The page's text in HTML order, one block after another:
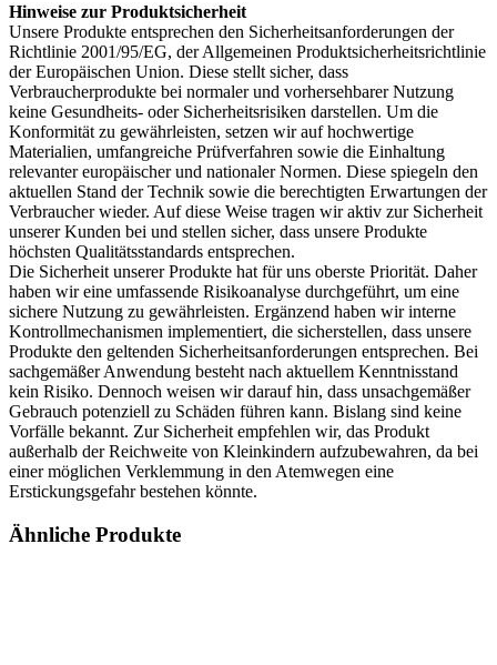
Hinweise zur Produktsicherheit
Unsere Produkte entsprechen den Sicherheitsanforderungen der
Richtlinie 2001/95/EG, der Allgemeinen Produktsicherheitsrichtlinie
der Europäischen Union. Diese stellt sicher, dass
Verbraucherprodukte bei normaler und vorhersehbarer Nutzung
keine Gesundheits- oder Sicherheitsrisiken darstellen. Um die
Konformität zu gewährleisten, setzen wir auf hochwertige
Materialien, umfangreiche Prüfverfahren sowie die Einhaltung
relevanter europäischer und nationaler Normen. Diese spiegeln den
aktuellen Stand der Technik sowie die berechtigten Erwartungen der
Verbraucher wieder. Auf diese Weise tragen wir aktiv zur Sicherheit
unserer Kunden bei und stellen sicher, dass unsere Produkte
höchsten Qualitätsstandards entsprechen.
Die Sicherheit unserer Produkte hat für uns oberste Priorität. Daher
haben wir eine umfassende Risikoanalyse durchgeführt, um eine
sichere Nutzung zu gewährleisten. Ergänzend haben wir interne
Kontrollmechanismen implementiert, die sicherstellen, dass unsere
Produkte den geltenden Sicherheitsanforderungen entsprechen. Bei
sachgemäßer Anwendung besteht nach aktuellem Kenntnisstand
kein Risiko. Dennoch weisen wir darauf hin, dass unsachgemäßer
Gebrauch potenziell zu Schäden führen kann. Bislang sind keine
Vorfälle bekannt. Zur Sicherheit empfehlen wir, das Produkt
außerhalb der Reichweite von Kleinkindern aufzubewahren, da bei
einer möglichen Verklemmung in den Atemwegen eine
Erstickungsgefahr bestehen könnte.
Ähnliche Produkte